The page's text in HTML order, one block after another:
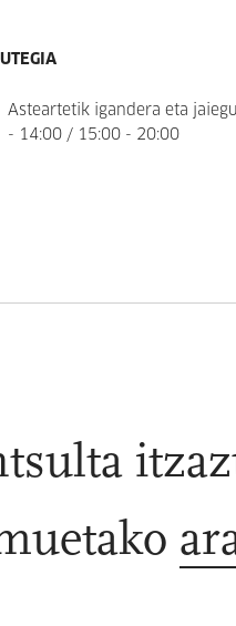
Asteartetik igandera eta
- 14:00 / 15:00 - 20:00